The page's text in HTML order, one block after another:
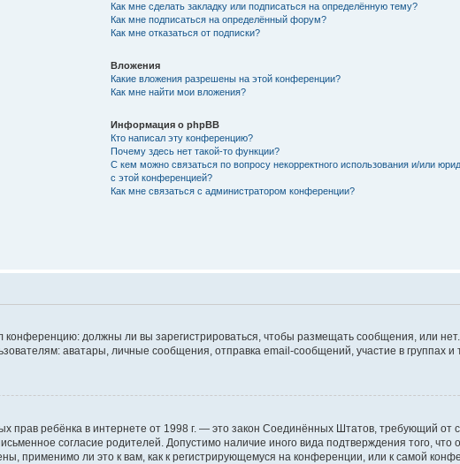
Как мне сделать закладку или подписаться на определённую тему?
Как мне подписаться на определённый форум?
Как мне отказаться от подписки?
Вложения
Какие вложения разрешены на этой конференции?
Как мне найти мои вложения?
Информация о phpBB
Кто написал эту конференцию?
Почему здесь нет такой-то функции?
С кем можно связаться по вопросу некорректного использования и/или
с этой конференцией?
Как мне связаться с администратором конференции?
конференцию: должны ли вы зарегистрироваться, чтобы размещать сообщения, или
аватары, личные сообщения, отправка email-сообщений, участие в группах и
прав ребёнка в интернете от 1998 г. — это закон Соединённых Штатов, требующий от
согласие родителей. Допустимо наличие иного вида подтверждения того,
применимо ли это к вам, как к регистрирующемуся на конференции, или к самой